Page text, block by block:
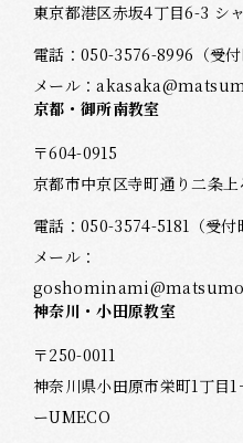
東京都港区赤坂4丁目6-3 シ
電話：050-3576-8996 （受
メール：
京都・御所南教室
〒604-0915
京都市中京区寺町通り二条
電話：050-3574-5181 （受
メール：
神奈川・小田原教室
〒250-0011
神奈川県小田原市栄町1丁目
ーUMECO